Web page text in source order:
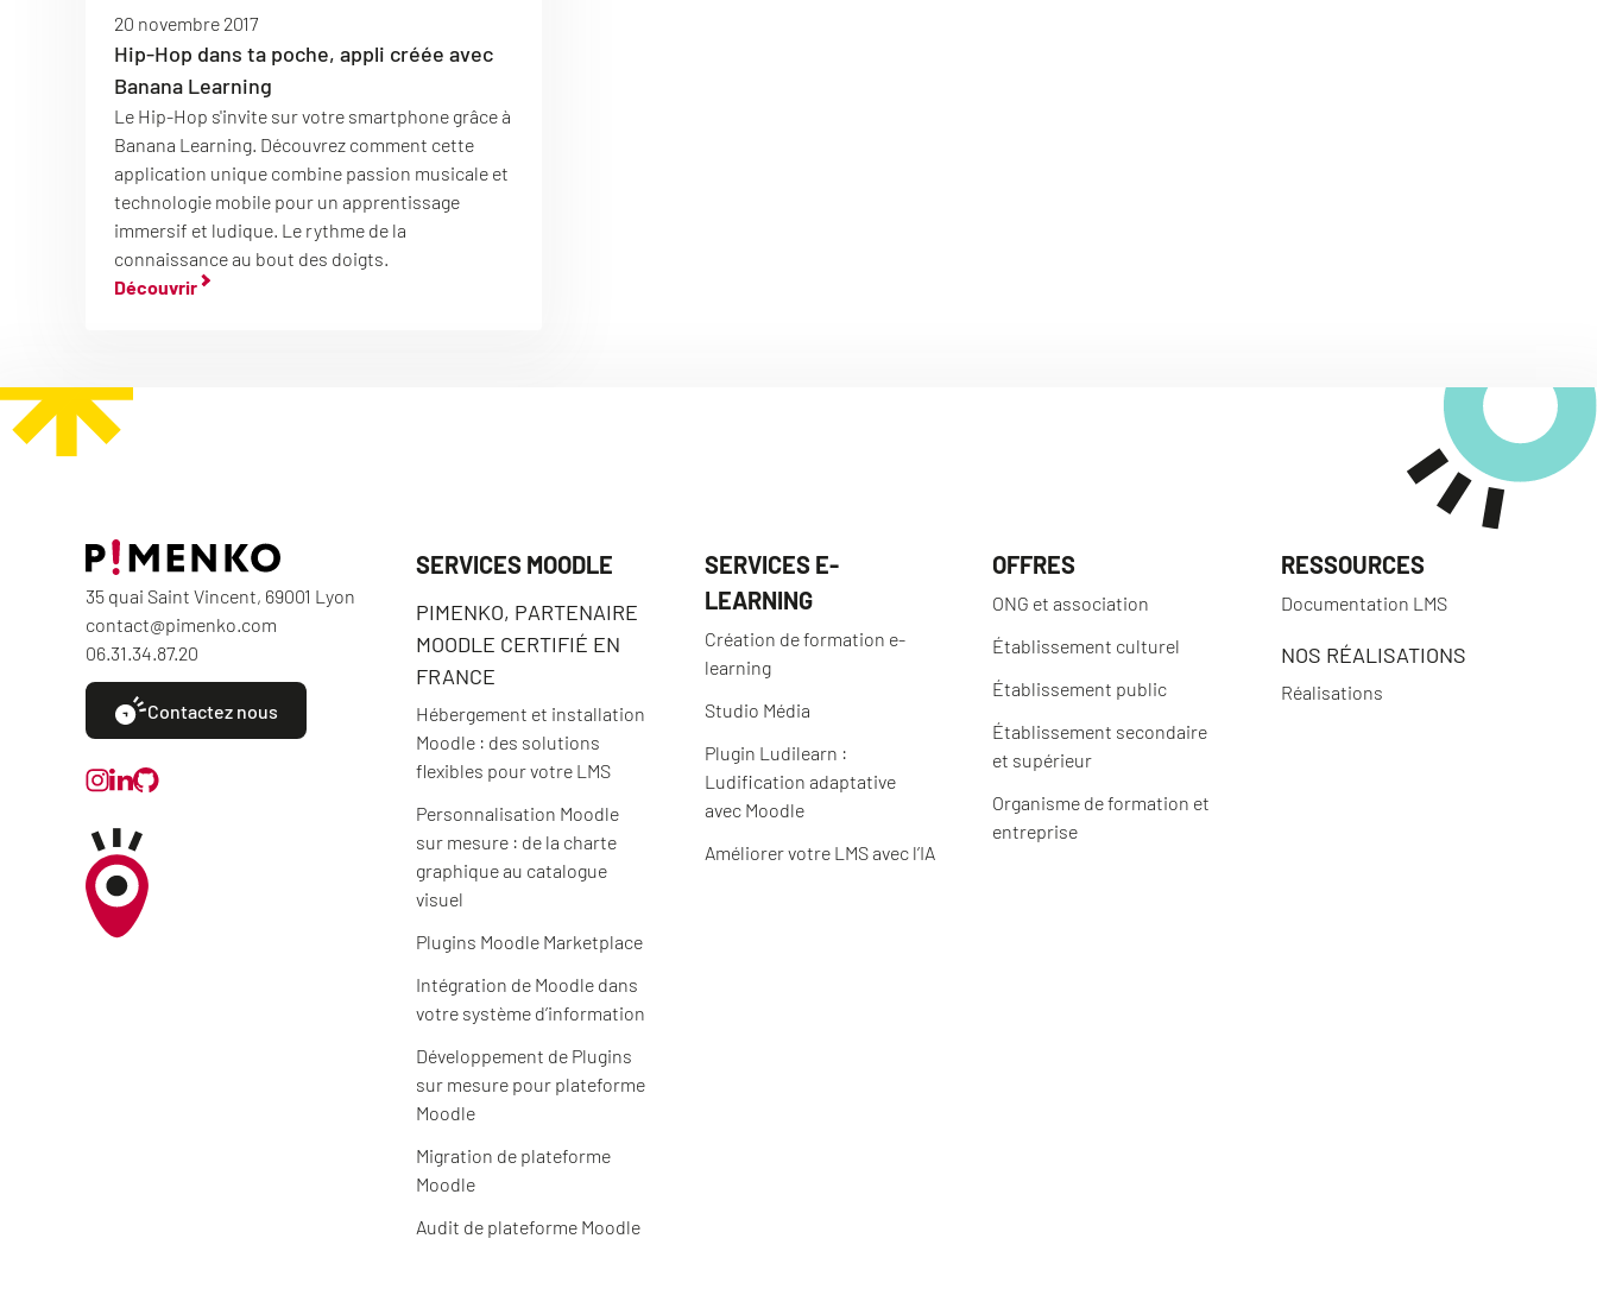
20 novembre 2017
Hip-Hop dans ta poche, appli créée avec
Banana Learning
Le Hip-Hop s'invite sur votre smartphone grâce à
Banana Learning. Découvrez comment cette
application unique combine passion musicale et
technologie mobile pour un apprentissage
immersif et ludique. Le rythme de la
connaissance au bout des doigts.
Découvrir
35 quai Saint Vincent, 69001 Lyon
contact@pimenko.com
06.31.34.87.20
Contactez nous
SERVICES MOODLE
PIMENKO, PARTENAIRE
MOODLE CERTIFIÉ EN
FRANCE
Hébergement et installation
Moodle : des solutions
flexibles pour votre LMS
Personnalisation Moodle
sur mesure : de la charte
graphique au catalogue
visuel
Plugins Moodle Marketplace
Intégration de Moodle dans
votre système d’information
Développement de Plugins
sur mesure pour plateforme
Moodle
Migration de plateforme
Moodle
Audit de plateforme Moodle
SERVICES E-
LEARNING
Création de formation e-
learning
Studio Média
Plugin Ludilearn :
Ludification adaptative
avec Moodle
Améliorer votre LMS avec l’IA
OFFRES
ONG et association
Établissement culturel
Établissement public
Établissement secondaire
et supérieur
Organisme de formation et
entreprise
RESSOURCES
Documentation LMS
NOS RÉALISATIONS
Réalisations